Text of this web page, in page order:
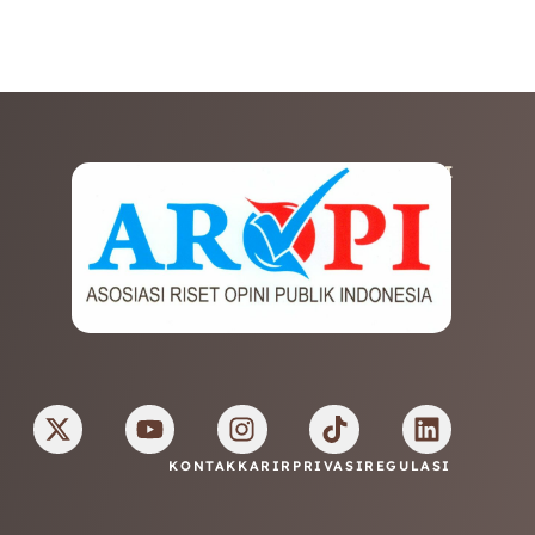
AFILIASI
KONTAK KARIR PRIVASI REGULASI